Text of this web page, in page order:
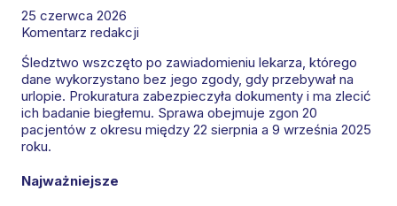
25 czerwca 2026
Komentarz redakcji
Śledztwo wszczęto po zawiadomieniu lekarza, którego
dane wykorzystano bez jego zgody, gdy przebywał na
urlopie. Prokuratura zabezpieczyła dokumenty i ma zlecić
ich badanie biegłemu. Sprawa obejmuje zgon 20
pacjentów z okresu między 22 sierpnia a 9 września 2025
roku.
Najważniejsze